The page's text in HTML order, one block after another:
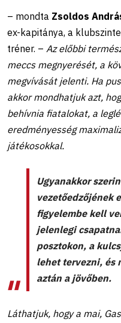
– mondta Zsoldos
ex-kapitánya, a
tréner. – Az előbbi
meccs megnyerését, a
megvívását jelenti. Ha
akkor mondhatjuk azt,
behívnia fiatalokat, a
eredményesség
játékosokkal.
Ugyanakkor
vezetőedzőjének
figyelembe kell
jelenlegi
posztokon, a
lehet tervezni, és
aztán a jövőben.
Láthatjuk, hogy a mai,